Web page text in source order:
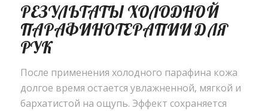
РЕЗУЛЬТАТЫ ХОЛОДНОЙ
ПАРАФИНОТЕРАПИИ ДЛЯ
РУК
После применения холодного парафина кожа
долгое время остается увлажненной, мягкой и
бархатистой на ощупь. Эффект сохраняется